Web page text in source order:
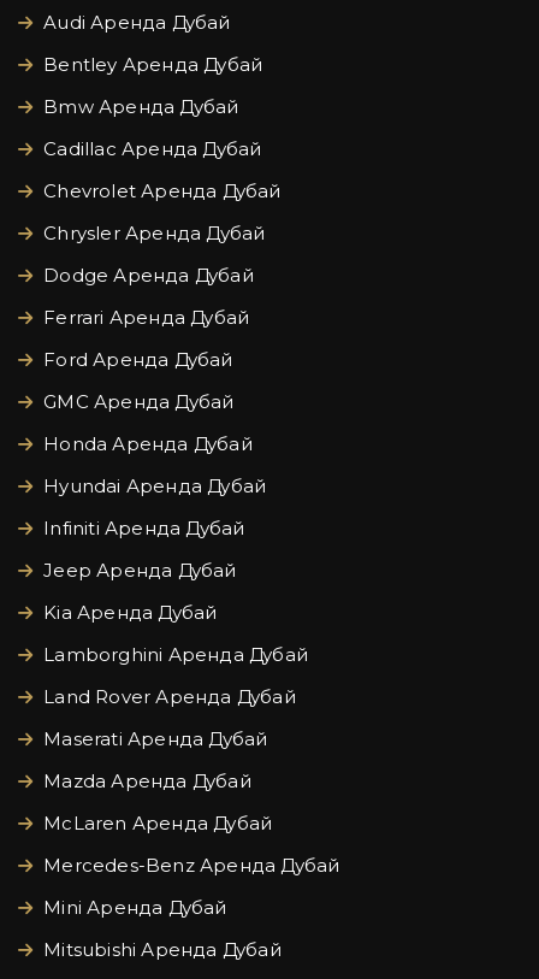
Audi Аренда Дубай
Bentley Аренда Дубай
Bmw Аренда Дубай
Cadillac Аренда Дубай
Chevrolet Аренда Дубай
Chrysler Аренда Дубай
Dodge Аренда Дубай
Ferrari Аренда Дубай
Ford Аренда Дубай
GMC Аренда Дубай
Honda Аренда Дубай
Hyundai Аренда Дубай
Infiniti Аренда Дубай
Jeep Аренда Дубай
Kia Аренда Дубай
Lamborghini Аренда Дубай
Land Rover Аренда Дубай
Maserati Аренда Дубай
Mazda Аренда Дубай
McLaren Аренда Дубай
Mercedes-Benz Аренда Дубай
Mini Аренда Дубай
Mitsubishi Аренда Дубай